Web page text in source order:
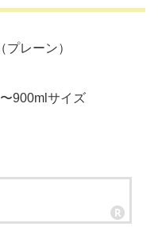
レーン）
サイズ